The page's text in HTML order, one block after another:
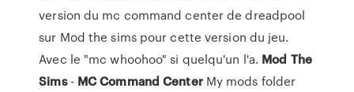
version du mc command center de dreadpool
sur Mod the sims pour cette version du jeu.
Avec le "mc whoohoo" si quelqu'un l'a. Mod The
Sims- MCCommand CenterMy mods folder